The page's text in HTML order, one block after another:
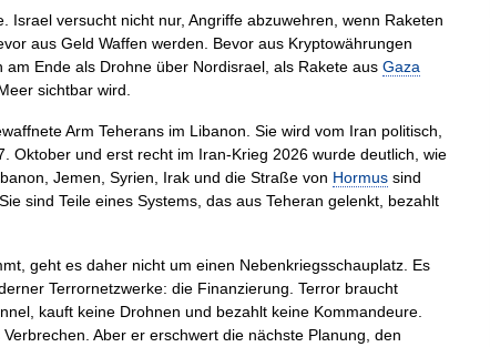
Israel versucht nicht nur, Angriffe abzuwehren, wenn Raketen
aus Geld Waffen werden. Bevor aus Kryptowährungen
am Ende als Drohne über Nordisrael, als Rakete ausGaza
sichtbar wird.
Arm Teherans im Libanon. Sie wird vom Iran politisch,
Oktober und erst recht im Iran-Krieg 2026 wurde deutlich, wie
Jemen, Syrien, Irak und die Straße von Hormus sind
sind Teile eines Systems, das aus Teheran gelenkt, bezahlt
geht es daher nicht um einen Nebenkriegsschauplatz. Es
Terrornetzwerke: die Finanzierung. Terror braucht
kauft keine Drohnen und bezahlt keine Kommandeure.
Aber er erschwert die nächste Planung, den